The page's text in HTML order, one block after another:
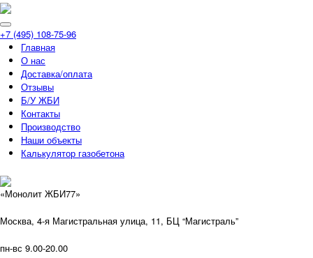
+7 (495) 108-75-96
Главная
О нас
Доставка/оплата
Отзывы
Б/У ЖБИ
Контакты
Производство
Наши объекты
Калькулятор газобетона
«Монолит ЖБИ77»
Москва, 4-я Магистральная улица, 11, ​БЦ “Магистраль”
пн-вс 9.00-20.00